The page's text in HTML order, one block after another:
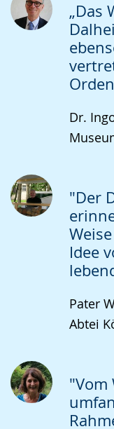
„Das
Dr.
"Der
Idee
Pater
Abtei
"Vom